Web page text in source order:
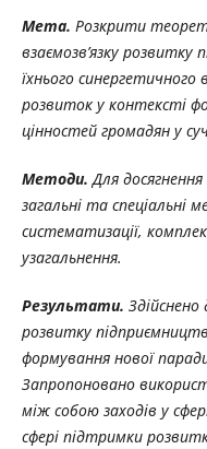
Мета. Розкрити
взаємозв’язку
їхнього синергетичного
розвиток у контексті
цінностей громадян у
Методи.Для
загальні та спеціальні
систематизації,
узагальнення.
Результати. Здійснено
розвитку
формування нової
Запропоновано
між собою заходів у
сфері підтримки